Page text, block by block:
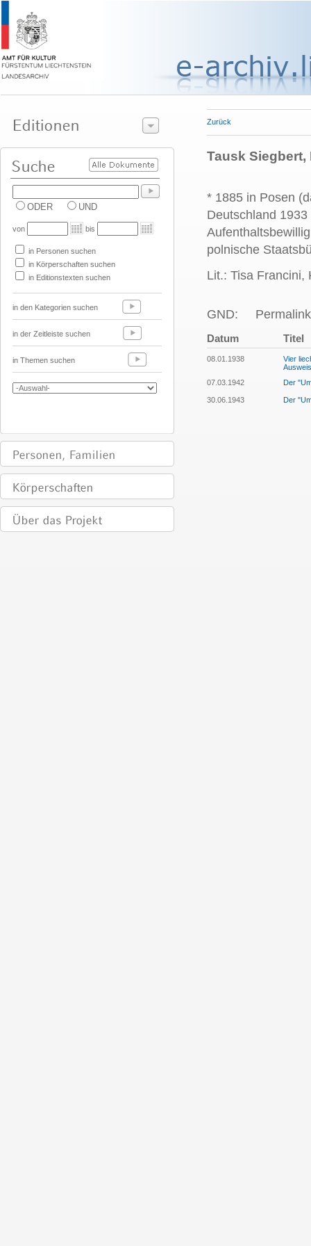
ODER UND
von bis
in Personen suchen
in Körperschaften suchen
in Editionstexten suchen
in den Kategorien suchen
in der Zeitleiste suchen
in Themen suchen
Zurück
Tausk Siegbert,
* 1885 in Posen
Deutschland
polnische
Lit.: Tisa Francini,
GND:
Datum Titel
08.01.1938
Vier
07.03.1942
Der
30.06.1943 Der